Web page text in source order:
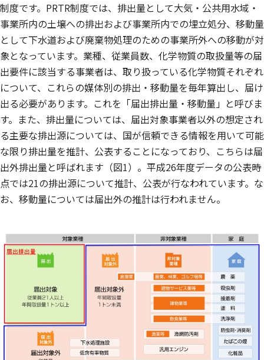
制度です。PRTR制度では、排出量として大気・公共用水域・
事業所内の土壌への排出および事業所内での埋立処分、移動量
として下水道および廃棄物処理のための事業所外への移動が対
象となっています。業種、従業員数、化学物質の取扱量等の届
出要件に該当する事業者は、取り扱っている化学物質それぞれ
について、これらの媒体別の排出・移動量を毎年算出し、届け
出る必要があります。これを「届出排出量・移動量」と呼びま
す。また、排出量については、届出対象事業者以外の想定され
る主要な排出源については、国が信頼できる情報を用いて可能
な限り排出量を推計、公表することになっており、こちらは届
出外排出量と呼ばれます（図1）。平成26年度データの公表時
点では21の排出源について推計、公表が行なわれています。な
お、移動量については届出外の推計は行われません。